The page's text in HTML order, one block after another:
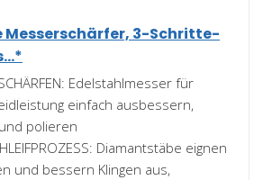
Messerschärfer, 3-Schritte-
Edelstahlmesser für
einfach ausbessern,
polieren
Diamantstäbe eignen
und bessern Klingen aus,